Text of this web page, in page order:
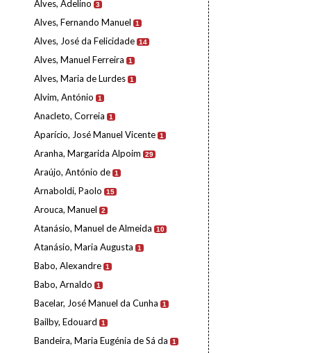
Alves, Adelino 3
Alves, Fernando Manuel 1
Alves, José da Felicidade 14
Alves, Manuel Ferreira 1
Alves, Maria de Lurdes 1
Alvim, António 1
Anacleto, Correia 1
Aparício, José Manuel Vicente 1
Aranha, Margarida Alpoim 29
Araújo, António de 1
Arnaboldi, Paolo 15
Arouca, Manuel 2
Atanásio, Manuel de Almeida 10
Atanásio, Maria Augusta 1
Babo, Alexandre 1
Babo, Arnaldo 1
Bacelar, José Manuel da Cunha 1
Bailby, Edouard 1
Bandeira, Maria Eugénia de Sá da 1